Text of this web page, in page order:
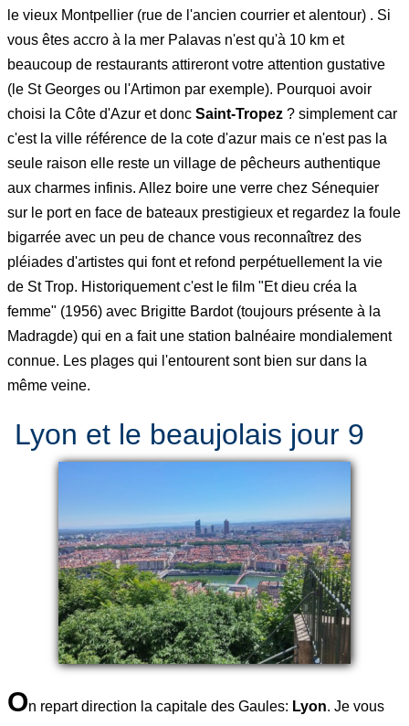
le vieux Montpellier (rue de l'ancien courrier et alentour) . Si
vous êtes accro à la mer Palavas n'est qu'à 10 km et
beaucoup de restaurants attireront votre attention gustative
(le St Georges ou l'Artimon par exemple). Pourquoi avoir
choisi la Côte d'Azur et donc Saint-Tropez ? simplement car
c'est la ville référence de la cote d'azur mais ce n'est pas la
seule raison elle reste un village de pêcheurs authentique
aux charmes infinis. Allez boire une verre chez Sénequier
sur le port en face de bateaux prestigieux et regardez la foule
bigarrée avec un peu de chance vous reconnaîtrez des
pléiades d'artistes qui font et refond perpétuellement la vie
de St Trop. Historiquement c'est le film "Et dieu créa la
femme" (1956) avec Brigitte Bardot (toujours présente à la
Madragde) qui en a fait une station balnéaire mondialement
connue. Les plages qui l'entourent sont bien sur dans la
même veine.
Lyon et le beaujolais jour 9
On repart direction la capitale des Gaules: Lyon. Je vous